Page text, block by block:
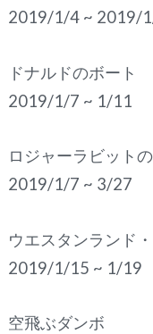
2019/1/4 ~ 2019/
ドナルドのボート
2019/1/7 ~ 1/11
ロジャーラビット
2019/1/7 ~ 3/27
ウエスタンランド
2019/1/15 ~ 1/19
空飛ぶダンボ